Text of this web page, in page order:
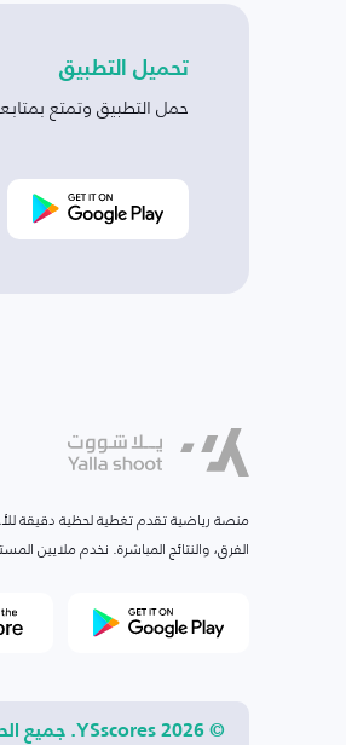
تحميل التطبيق
حمل التطبيق وتمتع
منصة رياضية تقدم تغطية لحظية دقيقة
الفرق، والنتائج المباشرة. نخدم ملايين
© 2026 YSscores. جميع الحقوق محفوظة.